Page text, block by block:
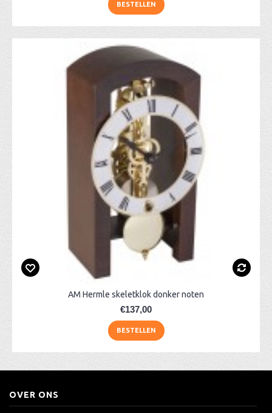
BESTELLEN
AM Hermle skeletklok donker noten
€137,00
BESTELLEN
OVER ONS